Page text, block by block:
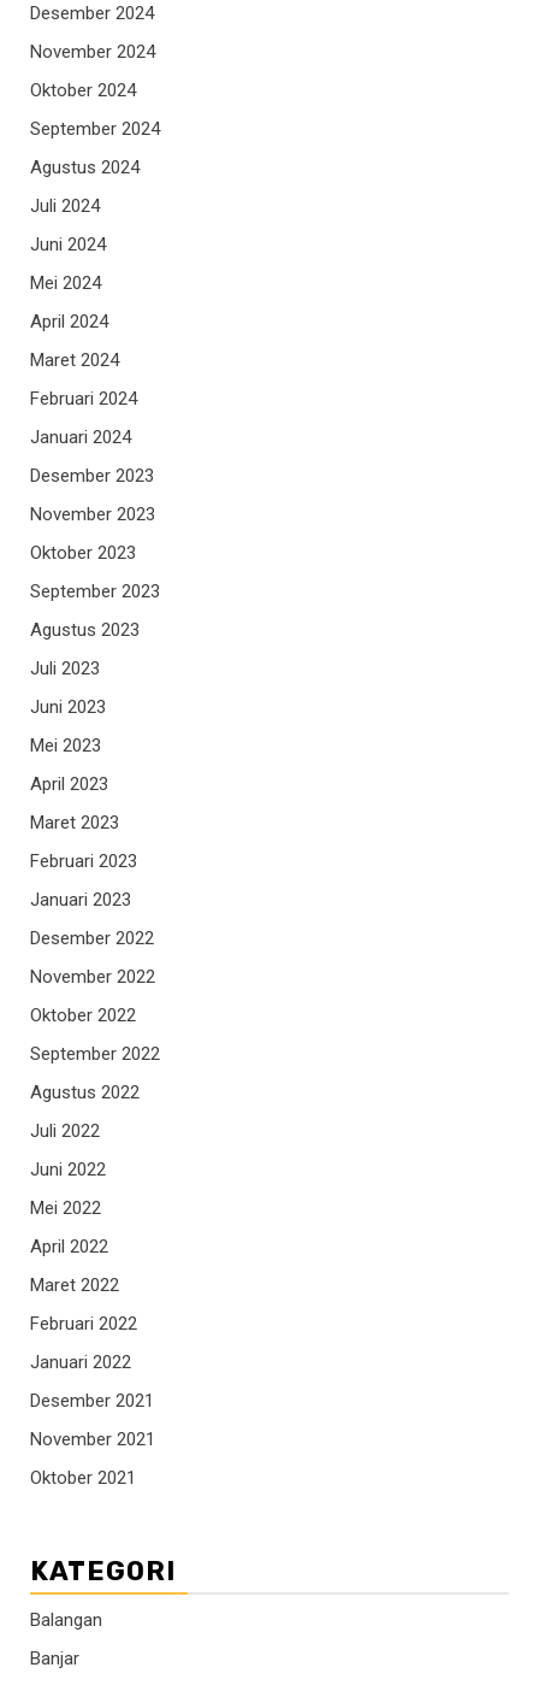
Desember 2024
November 2024
Oktober 2024
September 2024
Agustus 2024
Juli 2024
Juni 2024
Mei 2024
April 2024
Maret 2024
Februari 2024
Januari 2024
Desember 2023
November 2023
Oktober 2023
September 2023
Agustus 2023
Juli 2023
Juni 2023
Mei 2023
April 2023
Maret 2023
Februari 2023
Januari 2023
Desember 2022
November 2022
Oktober 2022
September 2022
Agustus 2022
Juli 2022
Juni 2022
Mei 2022
April 2022
Maret 2022
Februari 2022
Januari 2022
Desember 2021
November 2021
Oktober 2021
KATEGORI
Balangan
Banjar